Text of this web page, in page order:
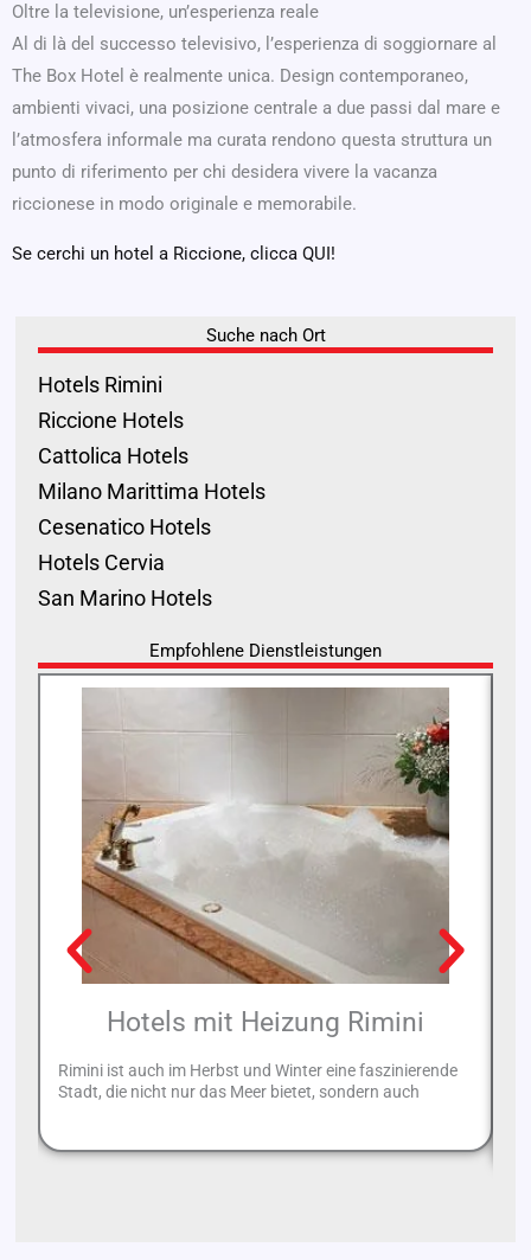
Oltre la televisione, un’esperienza reale
Al di là del successo televisivo, l’esperienza di soggiornare al
The Box Hotel è realmente unica. Design contemporaneo,
ambienti vivaci, una posizione centrale a due passi dal mare e
l’atmosfera informale ma curata rendono questa struttura un
punto di riferimento per chi desidera vivere la vacanza
riccionese in modo originale e memorabile.
Se cerchi un hotel a Riccione, clicca QUI!
Suche nach Ort
Hotels Rimini
Riccione Hotels
Cattolica Hotels
Milano Marittima Hotels
Cesenatico Hotels
Hotels Cervia
San Marino Hotels
Empfohlene Dienstleistungen
Hotels mit Heizung Rimini
Rimini ist auch im Herbst und Winter eine faszinierende
Stadt, die nicht nur das Meer bietet, sondern auch